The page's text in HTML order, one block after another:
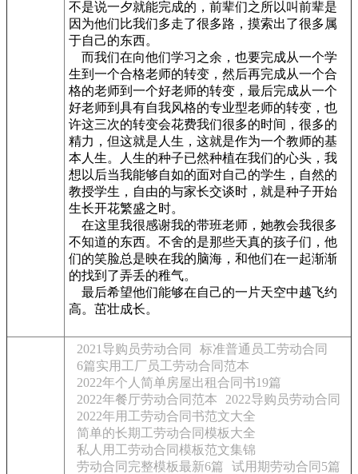
不是说一夕就能完成的，前辈们之所以叫前辈是
因为他们比我们多走了很多路，摸索出了很多属
于自己的东西。
而我们在向他们学习之余，也要完成从一个学
生到一个合格老师的转变，然后再完成从一个合
格的老师到一个好老师的转变，最后完成从一个
好老师到具有自我风格的专业型老师的转变，也
许这三次的转变会花费我们很多的时间，很多的
精力，但这就是人生，这就是作为一个教师的基
本人生。人生的种子已然种植在我们的心头，我
想以后当我能够自如的面对自己的学生，自然的
教授学生，自由的与家长交谈时，就是种子开始
生长开花繁盛之时。
在这里我很感谢我的带班老师，她教会我很多
不知道的东西。不舍的是那些天真的孩子们，他
们的笑脸总是映在我的脑海，和他们在一起渐渐
的找到了弄丢的稚气。
最后希望他们能够在自己的一片天空中越飞约
高。茁壮成长。
2021导购员劳动合同
标准普通员工劳动合同
6篇实用工厂员工劳动合同范本
2022年个人简单房屋出租合同书19篇
2022年餐厅劳动合同范本
2022导购员劳动合同
2022年用工劳动合同书范文大全
简单的长期工劳动合同模板大全
私人用工劳动合同模板范文集锦
劳动合同完整模板最新6篇
试用期劳动合同5篇